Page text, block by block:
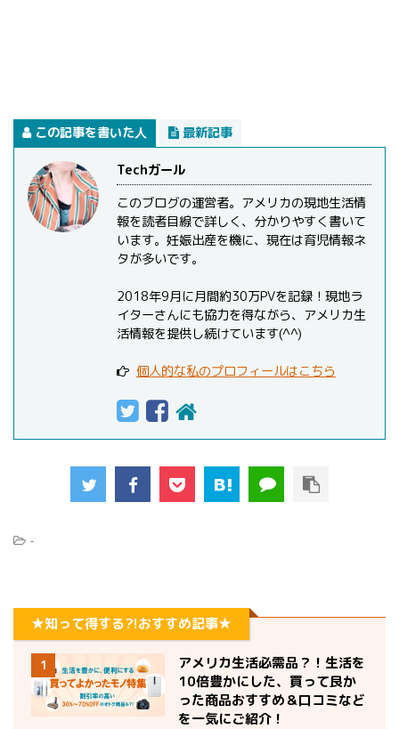
この記事を書いた人 最新記事
Techガール
このブログの運営者。アメリカの現地生活情
報を読者目線で詳しく、分かりやすく書いて
います。妊娠出産を機に、現在は育児情報ネ
タが多いです。
2018年9月に月間約30万PVを記録！現地ラ
イターさんにも協力を得ながら、アメリカ生
活情報を提供し続けています(^^)
個人的な私のプロフィールはこちら
-
★知って得する?!おすすめ記事★
1
アメリカ生活必需品？！生活を
10倍豊かにした、買って良か
った商品おすすめ＆口コミなど
を一気にご紹介！